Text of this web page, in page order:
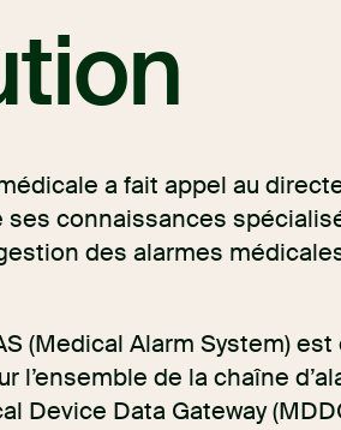
a fait appel au
ses connaissances
des alarmes
(Medical Alarm System)
l’ensemble de la chaîne
Device Data Gateway